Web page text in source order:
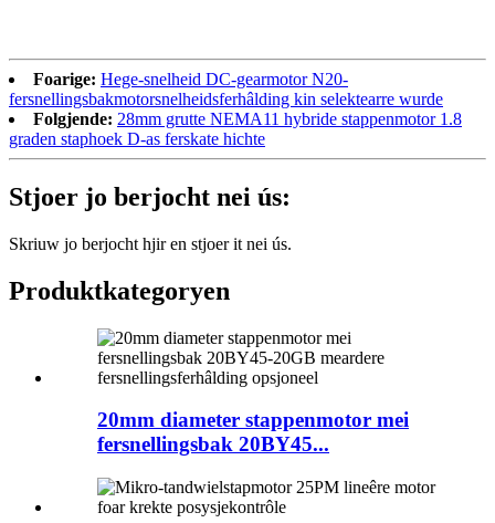
Foarige: Hege-snelheid DC-gearmotor N20-
fersnellingsbakmotorsnelheidsferhâlding kin selektearre wurde
Folgjende: 28mm grutte NEMA11 hybride stappenmotor 1.8
graden staphoek D-as ferskate hichte
Stjoer jo berjocht nei ús:
Skriuw jo berjocht hjir en stjoer it nei ús.
Produktkategoryen
20mm diameter stappenmotor mei
fersnellingsbak 20BY45...